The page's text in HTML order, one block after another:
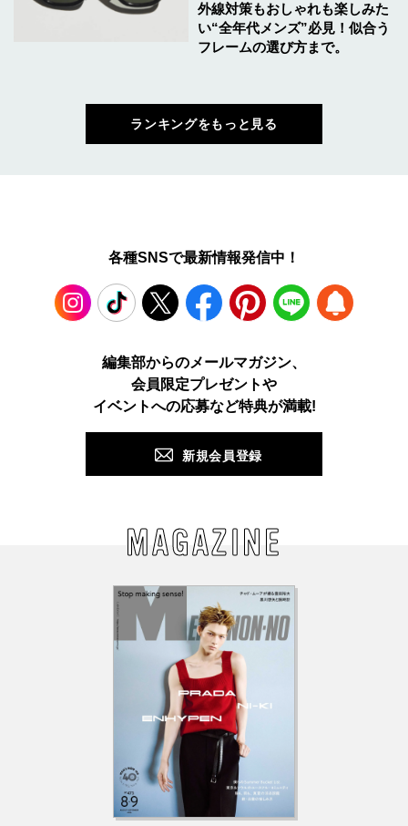
外線対策もおしゃれも楽しみた
い“全年代メンズ”必見！似合う
フレームの選び方まで。
ランキングをもっと見る
各種SNSで最新情報発信中！
TikTok Facebook Pinterest LINE
編集部からのメールマガジン、
会員限定プレゼントや
イベントへの応募など特典が満載!
新規会員登録
MAGAZINE